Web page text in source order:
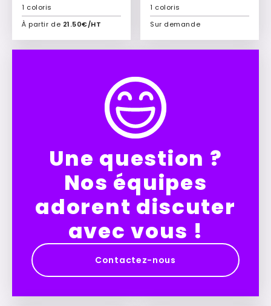
À partir de 21.50€/HT
1 coloris
Ajouter à mon devis
Sur demande
1 coloris
Ajouter à mon devis
Une question ?
Nos équipes
adorent discuter
avec vous !
Contactez-nous